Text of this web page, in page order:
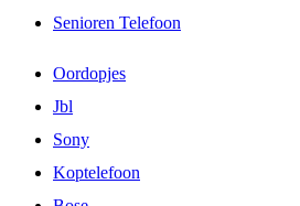
Senioren Telefoon
Oordopjes
Jbl
Sony
Koptelefoon